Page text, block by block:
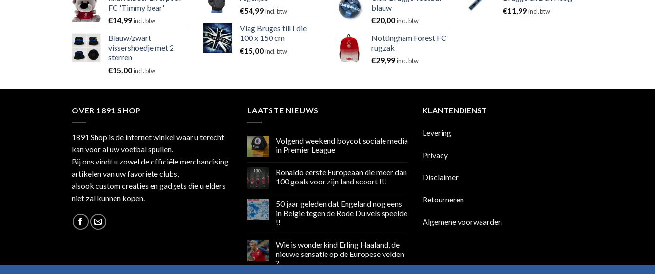
FC 'Timmy bear'
€14,99incl. btw
Blauw/zwart
vissershoedje met 2
sterren
€15,00incl. btw
€54,99incl. btw
Vlag Bruges till I die
100 x 150 cm
€15,00incl. btw
blauw
€20,00incl. btw
Nottingham Forest FC
rugzak
€29,99incl. btw
€11,99incl. btw
OVER 1891 SHOP
1891 Shop is de internet winkel waar u terecht
kan voor al uw voetbal spullen.
Bij ons vindt u zowel de officiële merchandising
artikelen van uw favoriete clubs,
alsook custom creaties en gadgets die u elders
niet zal kunnen kopen.
LAATSTE NIEUWS
Volgend weekend boycot sociale media
in Premier League
op
Volgend
weekend
media
in
Premier
League
Ronaldo eerste Europeaan die meer dan
100 goals voor zijn land scoort !!!
op
Ronaldo
eerste
Europeaan
dan
100
goals
voor
zijn
50 jaar geleden dat Engeland nog eens
in Belgie tegen de Rode Duivels speelde
!!
op
50
jaar
geleden
Wie is wonderkind Erling Haaland, de
nieuwe sensatie op de Europese velden
?
KLANTENDIENST
Levering
Privacy
Disclaimer
Retourneren
Algemene voorwaarden